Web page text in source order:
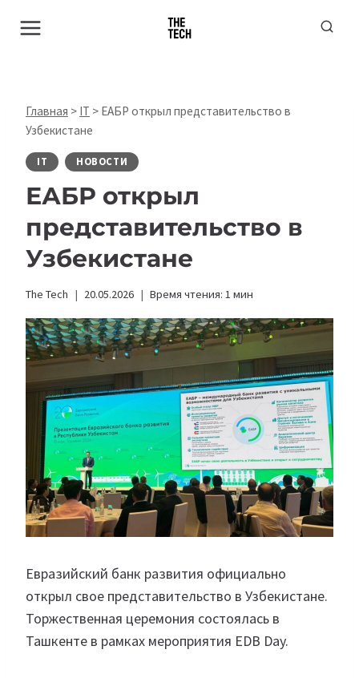
Главная > IT > ЕАБР открыл представительство в
Узбекистане
IT НОВОСТИ
ЕАБР открыл
представительство в
Узбекистане
The Tech 20.05.2026 Время чтения: 1 мин
Евразийский банк развития официально
открыл свое представительство в Узбекистане.
Торжественная церемония состоялась в
Ташкенте в рамках мероприятия EDB Day.